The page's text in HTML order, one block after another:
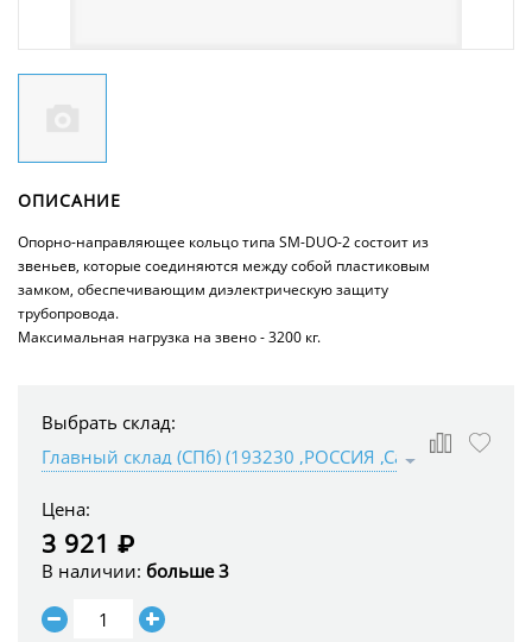
ОПИСАНИЕ
Опорно-направляющее кольцо типа SM-DUO-2 состоит из
звеньев, которые соединяются между собой пластиковым
замком, обеспечивающим диэлектрическую защиту
трубопровода.
Максимальная нагрузка на звено - 3200 кг.
Выбрать склад:
Цена:
3 921 ₽
В наличии: больше 3